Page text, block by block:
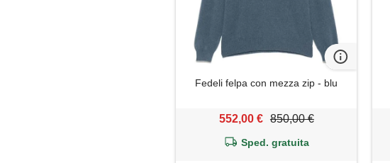
Fedeli felpa con mezza zip - blu
552,00 € 850,00 €
Sped. gratuita